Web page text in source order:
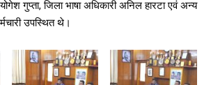
गुप्ता, जिला भाषा अधिकारी अनिल हारटा एवं अन्य
उपस्थित थे।